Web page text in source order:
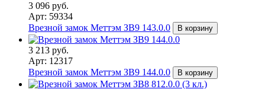
3 096 руб.
Арт: 59334
Врезной замок Меттэм ЗВ9 143.0.0
В корзину
3 213 руб.
Арт: 12317
Врезной замок Меттэм ЗВ9 144.0.0
В корзину